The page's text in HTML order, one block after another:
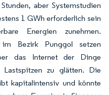
aber Systemstudien
1 GWh erforderlich sein
Energien zunehmen.
im Bezirk Punggol setzen
das Internet der Dinge
zu glätten. Die
kapitalintensiv und könnte